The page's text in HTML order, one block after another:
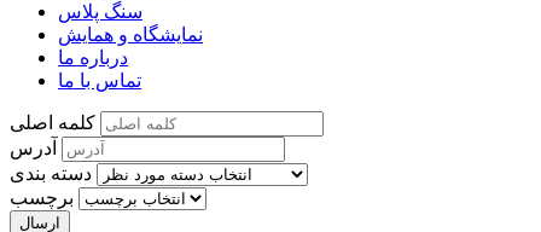
سنگ پلاس
نمایشگاه و همایش
درباره ما
تماس با ما
کلمه اصلی
آدرس
دسته بندی
برچسب